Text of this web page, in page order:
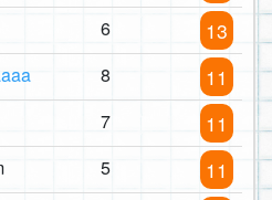
6 13
8 11
7 11
5 11